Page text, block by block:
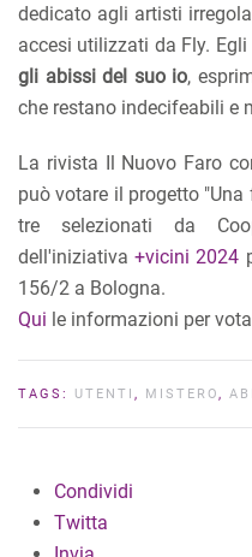
dedicato agli artisti
accesi utilizzati da Fly.
gli abissi del suo io,
che restano indecifeabili e
La rivista Il Nuovo Faro
può votare il progetto
tre selezionati da
dell'iniziativa+vicini 2024
156/2 a Bologna.
Qui le informazioni per
TAGS: UTENTI , MISTERO,
Condividi
Twitta